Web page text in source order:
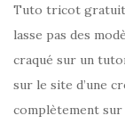
Tuto tricot gratuit
lasse pas des
craqué sur un
sur le site d’une
complètement